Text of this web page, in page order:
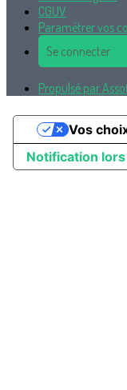
CGUV
Paramétrer vos
Se connecter
Propulsé par
Notification
Vos